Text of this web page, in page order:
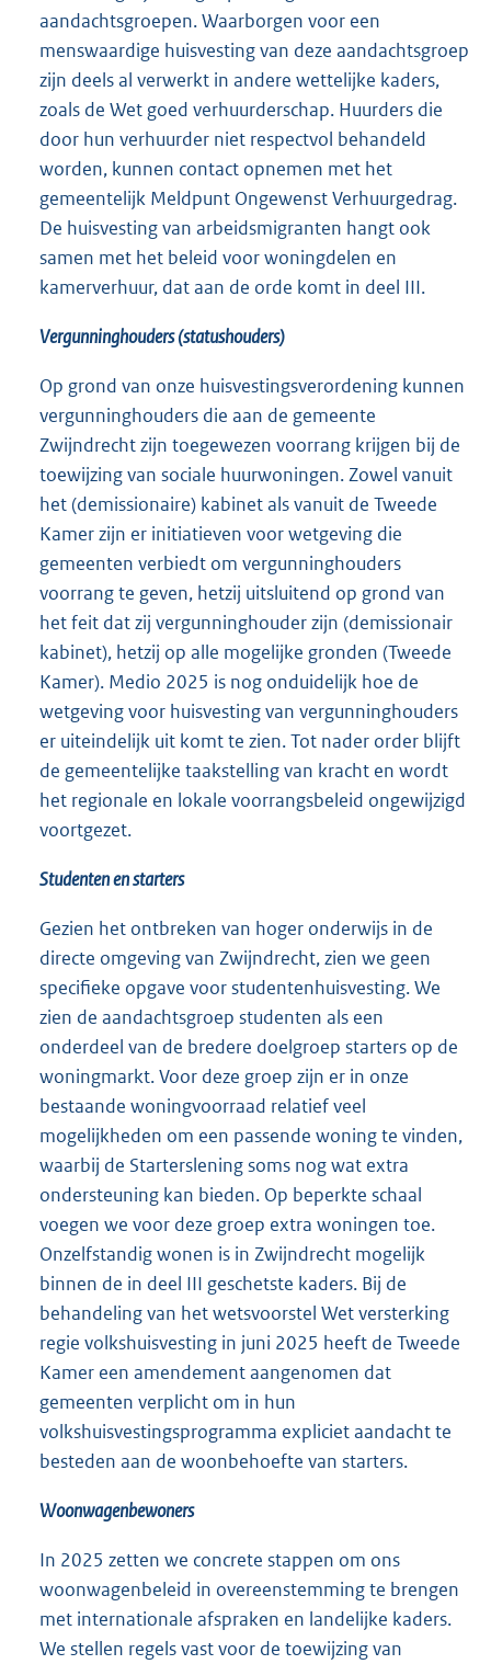
aandachtsgroepen. Waarborgen voor een
menswaardige huisvesting van deze aandachtsgroep
zijn deels al verwerkt in andere wettelijke kaders,
zoals de Wet goed verhuurderschap. Huurders die
door hun verhuurder niet respectvol behandeld
worden, kunnen contact opnemen met het
gemeentelijk Meldpunt Ongewenst Verhuurgedrag.
De huisvesting van arbeidsmigranten hangt ook
samen met het beleid voor woningdelen en
kamerverhuur, dat aan de orde komt in deel III.
Vergunninghouders (statushouders)
Op grond van onze huisvestingsverordening kunnen
vergunninghouders die aan de gemeente
Zwijndrecht zijn toegewezen voorrang krijgen bij de
toewijzing van sociale huurwoningen. Zowel vanuit
het (demissionaire) kabinet als vanuit de Tweede
Kamer zijn er initiatieven voor wetgeving die
gemeenten verbiedt om vergunninghouders
voorrang te geven, hetzij uitsluitend op grond van
het feit dat zij vergunninghouder zijn (demissionair
kabinet), hetzij op alle mogelijke gronden (Tweede
Kamer). Medio 2025 is nog onduidelijk hoe de
wetgeving voor huisvesting van vergunninghouders
er uiteindelijk uit komt te zien. Tot nader order blijft
de gemeentelijke taakstelling van kracht en wordt
het regionale en lokale voorrangsbeleid ongewijzigd
voortgezet.
Studenten en starters
Gezien het ontbreken van hoger onderwijs in de
directe omgeving van Zwijndrecht, zien we geen
specifieke opgave voor studentenhuisvesting. We
zien de aandachtsgroep studenten als een
onderdeel van de bredere doelgroep starters op de
woningmarkt. Voor deze groep zijn er in onze
bestaande woningvoorraad relatief veel
mogelijkheden om een passende woning te vinden,
waarbij de Starterslening soms nog wat extra
ondersteuning kan bieden. Op beperkte schaal
voegen we voor deze groep extra woningen toe.
Onzelfstandig wonen is in Zwijndrecht mogelijk
binnen de in deel III geschetste kaders. Bij de
behandeling van het wetsvoorstel Wet versterking
regie volkshuisvesting in juni 2025 heeft de Tweede
Kamer een amendement aangenomen dat
gemeenten verplicht om in hun
volkshuisvestingsprogramma expliciet aandacht te
besteden aan de woonbehoefte van starters.
Woonwagenbewoners
In 2025 zetten we concrete stappen om ons
woonwagenbeleid in overeenstemming te brengen
met internationale afspraken en landelijke kaders.
We stellen regels vast voor de toewijzing van